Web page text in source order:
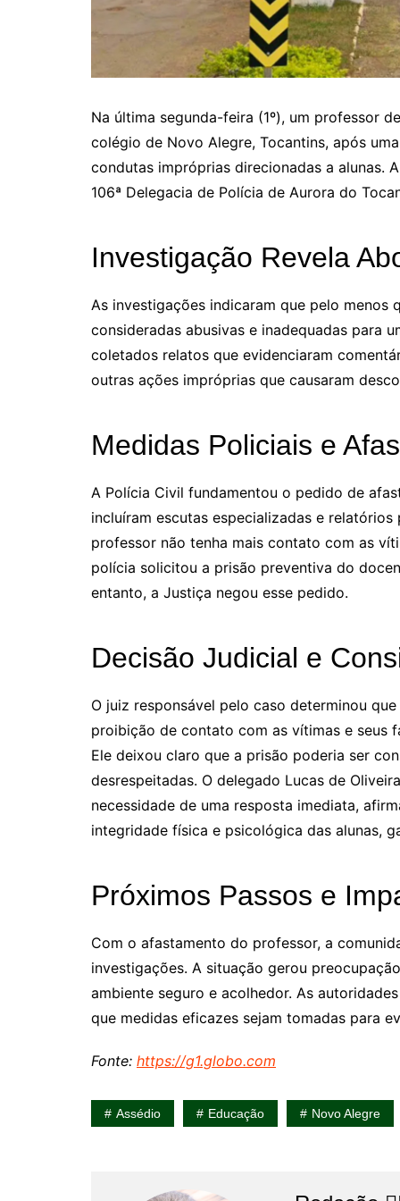
Na última segunda-feira (1º), um professor
colégio de Novo Alegre, Tocantins, após
condutas impróprias direcionadas a alunas.
106ª Delegacia de Polícia de Aurora do
Investigação Revela
As investigações indicaram que pelo
consideradas abusivas e inadequadas para
coletados relatos que evidenciaram
outras ações impróprias que causaram
Medidas Policiais e
A Polícia Civil fundamentou o pedido de
incluíram escutas especializadas e
professor não tenha mais contato com as
polícia solicitou a prisão preventiva do
entanto, a Justiça negou esse pedido.
Decisão Judicial e
O juiz responsável pelo caso determinou
proibição de contato com as vítimas e seus
Ele deixou claro que a prisão poderia ser
desrespeitadas. O delegado Lucas de
necessidade de uma resposta imediata,
integridade física e psicológica das alunas,
Próximos Passos e
Com o afastamento do professor, a
investigações. A situação gerou
ambiente seguro e acolhedor. As
que medidas eficazes sejam tomadas para
Fonte: https://g1.globo.com
Assédio Educação Novo Alegre